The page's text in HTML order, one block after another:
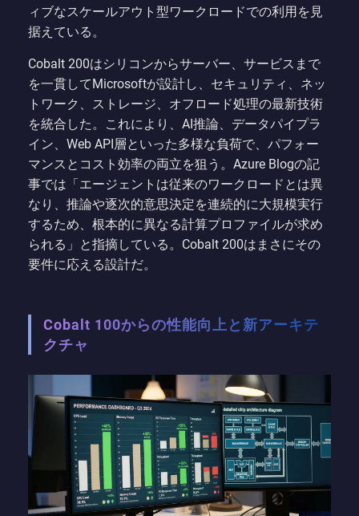
ィブなスケールアウト型ワークロードでの利用を見
据えている。
Cobalt 200はシリコンからサーバー、サービスまで
を一貫してMicrosoftが設計し、セキュリティ、ネッ
トワーク、ストレージ、オフロード処理の最新技術
を統合した。これにより、AI推論、データパイプラ
イン、Web API層といった多様な負荷で、パフォー
マンスとコスト効率の両立を狙う。Azure Blogの記
事では「エージェントは従来のワークロードとは異
なり、推論や逐次的意思決定を連続的に大規模実行
するため、根本的に異なる計算プロファイルが求め
られる」と指摘している。Cobalt 200はまさにその
要件に応える設計だ。
Cobalt 100からの性能向上と新アーキテ
クチャ